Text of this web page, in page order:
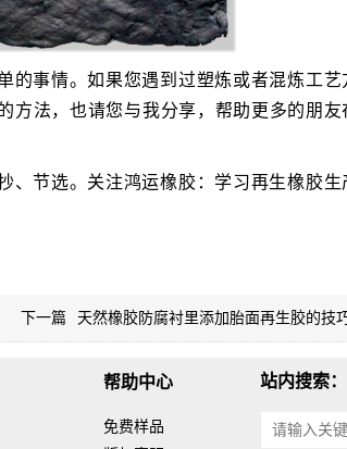
的事情。如果您遇到过塑炼或者混炼工艺
方法，也请您与我分享，帮助更多的朋友
、节选。关注鸿运橡胶：学习再生橡胶生
下一篇 天然橡胶防腐衬里添加胎面再生胶的技
帮助中心
免费样品
站内搜索：